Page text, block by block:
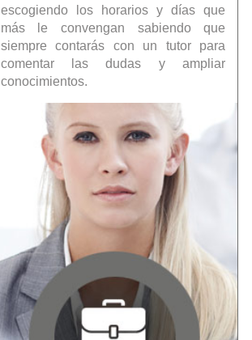
escogiendo los horarios y días que
más le convengan sabiendo que
siempre contarás con un tutor para
comentar las dudas y ampliar
conocimientos.